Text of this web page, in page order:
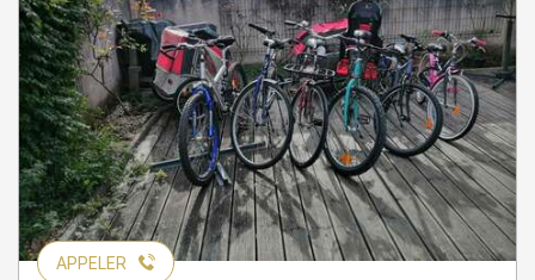
APPELER